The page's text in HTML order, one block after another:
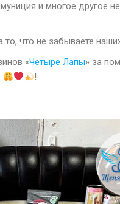
и многое другое
что не забываете
«Четыре Лапы» за
!